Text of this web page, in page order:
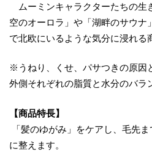
ムーミンキャラクターたちの生
空のオーロラ」や「湖畔のサウナ
で北欧にいるような気分に浸れる
※うねり、くせ、パサつきの原因
外側それぞれの脂質と水分のバラ
【商品特長】
「髪のゆがみ」をケアし、毛先
に整えます。